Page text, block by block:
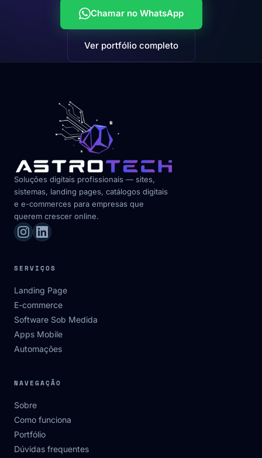
Chamar no WhatsApp
Ver portfólio completo
Soluções digitais profissionais — sites,
sistemas, landing pages, catálogos digitais
e e-commerces para empresas que
querem crescer online.
SERVIÇOS
Landing Page
E-commerce
Software Sob Medida
Apps Mobile
Automações
NAVEGAÇÃO
Sobre
Como funciona
Portfólio
Dúvidas frequentes